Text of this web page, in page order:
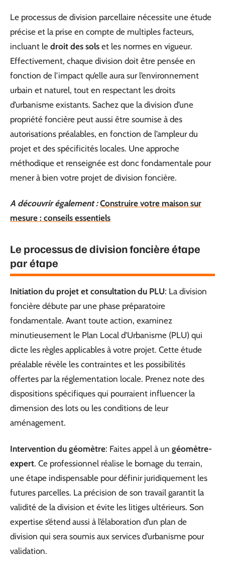
Le processus de division parcellaire nécessite une étude
précise et la prise en compte de multiples facteurs,
incluant le droit des sols et les normes en vigueur.
Effectivement, chaque division doit être pensée en
fonction de l’impact qu’elle aura sur l’environnement
urbain et naturel, tout en respectant les droits
d’urbanisme existants. Sachez que la division d’une
propriété foncière peut aussi être soumise à des
autorisations préalables, en fonction de l’ampleur du
projet et des spécificités locales. Une approche
méthodique et renseignée est donc fondamentale pour
mener à bien votre projet de division foncière.
A découvrir également : Construire votre maison sur
mesure : conseils essentiels
Le processus de division foncière étape
par étape
Initiation du projet et consultation du PLU: La division
foncière débute par une phase préparatoire
fondamentale. Avant toute action, examinez
minutieusement le Plan Local d’Urbanisme (PLU) qui
dicte les règles applicables à votre projet. Cette étude
préalable révèle les contraintes et les possibilités
offertes par la réglementation locale. Prenez note des
dispositions spécifiques qui pourraient influencer la
dimension des lots ou les conditions de leur
aménagement.
Intervention du géomètre: Faites appel à un géomètre-
expert. Ce professionnel réalise le bornage du terrain,
une étape indispensable pour définir juridiquement les
futures parcelles. La précision de son travail garantit la
validité de la division et évite les litiges ultérieurs. Son
expertise s’étend aussi à l’élaboration d’un plan de
division qui sera soumis aux services d’urbanisme pour
validation.